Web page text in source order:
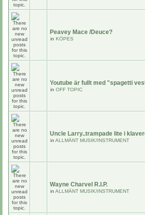
Peavey Mace /Deuce?
in KÖPES
Youtube är fullt med "spagetti
in OFF TOPIC
Uncle Larry..trampade lite i
in ALLMÄNT MUSIK/INSTRUMENT
Wayne Charvel R.I.P.
in ALLMÄNT MUSIK/INSTRUMENT